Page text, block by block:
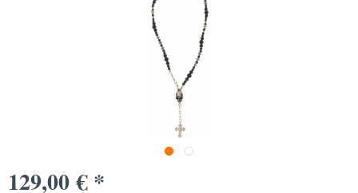
129,00 € *